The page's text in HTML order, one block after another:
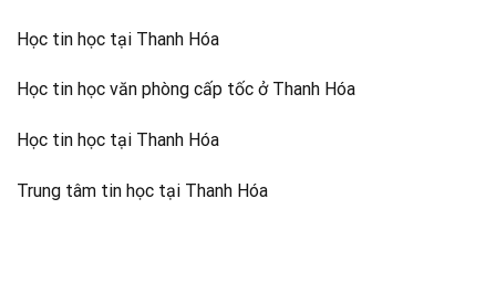
Học tin học tại Thanh Hóa
Học tin học văn phòng cấp tốc ở Thanh Hóa
Học tin học tại Thanh Hóa
Trung tâm tin học tại Thanh Hóa